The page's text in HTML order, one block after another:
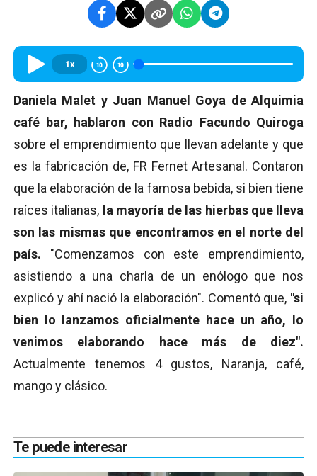
1x
Daniela Malet y Juan Manuel Goya de Alquimia
café bar, hablaron con Radio Facundo Quiroga
sobre el emprendimiento que llevan adelante y que
es la fabricación de, FR Fernet Artesanal. Contaron
que la elaboración de la famosa bebida, si bien tiene
raíces italianas, la mayoría de las hierbas que lleva
son las mismas que encontramos en el norte del
país. "Comenzamos con este emprendimiento,
asistiendo a una charla de un enólogo que nos
explicó y ahí nació la elaboración". Comentó que, "si
bien lo lanzamos oficialmente hace un año, lo
venimos elaborando hace más de diez".
Actualmente tenemos 4 gustos, Naranja, café,
mango y clásico.
Te puede interesar